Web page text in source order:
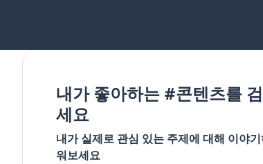
내가 좋아하는 #콘텐츠를
세요
내가 실제로 관심 있는 주제에 대해 이야
워보세요